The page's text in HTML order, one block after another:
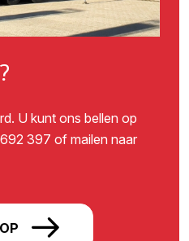
U kunt ons bellen op
397 of mailen naar